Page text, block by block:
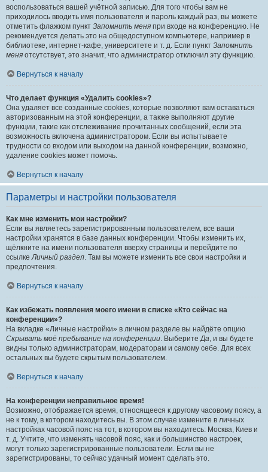
воспользоваться вашей учётной записью. Для того чтобы вам не
приходилось вводить имя пользователя и пароль каждый раз, вы можете
отметить флажком пункт Запомнить меня при входе на конференцию. Не
рекомендуется делать это на общедоступном компьютере, например в
библиотеке, интернет-кафе, университете и т. д. Если пункт Запомнить
меня отсутствует, это значит, что администратор отключил эту функцию.
Вернуться к началу
Что делает функция «Удалить cookies»?
Она удаляет все созданные cookies, которые позволяют вам оставаться
авторизованным на этой конференции, а также выполняют другие
функции, такие как отслеживание прочитанных сообщений, если эта
возможность включена администратором. Если вы испытываете
трудности со входом или выходом на данной конференции, возможно,
удаление cookies может помочь.
Вернуться к началу
Параметры и настройки пользователя
Как мне изменить мои настройки?
Если вы являетесь зарегистрированным пользователем, все ваши
настройки хранятся в базе данных конференции. Чтобы изменить их,
щёлкните на имени пользователя вверху страницы и перейдите по
ссылкеЛичный раздел. Там вы можете изменить все свои настройки и
предпочтения.
Вернуться к началу
Как избежать появления моего имени в списке «Кто сейчас на
конференции»?
На вкладке «Личные настройки» в личном разделе вы найдёте опцию
Скрывать моё пребывание на конференции. ВыберитеДа, и вы будете
видны только администраторам, модераторам и самому себе. Для всех
остальных вы будете скрытым пользователем.
Вернуться к началу
На конференции неправильное время!
Возможно, отображается время, относящееся к другому часовому поясу, а
не к тому, в котором находитесь вы. В этом случае измените в личных
настройках часовой пояс на тот, в котором вы находитесь: Москва, Киев и
т. д. Учтите, что изменять часовой пояс, как и большинство настроек,
могут только зарегистрированные пользователи. Если вы не
зарегистрированы, то сейчас удачный момент сделать это.